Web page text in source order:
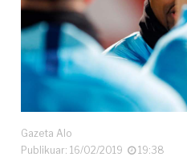
Gazeta Alo
Publikuar: 16/02/2019
19:38